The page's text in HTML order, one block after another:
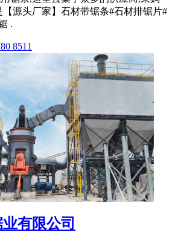
源头厂家】石材带锯条#石材排锯片#
.
8511
有限公司